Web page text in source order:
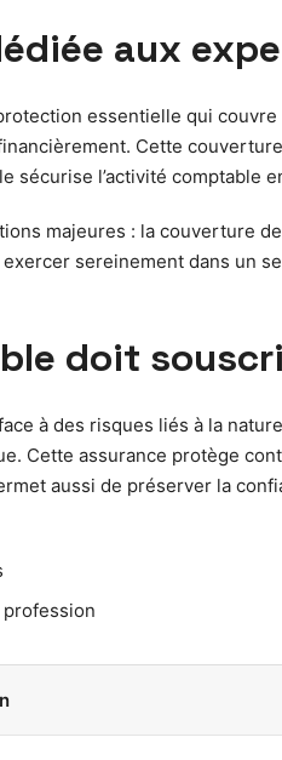
aux
essentielle qui
Cette
sécurise l’activité comptable
majeures : la couverture
sereinement dans un
doit
à des risques liés à la
Cette assurance protège
aussi de préserver la